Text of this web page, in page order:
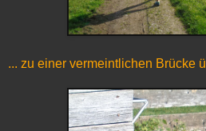
... zu einer vermeintlichen Brücke